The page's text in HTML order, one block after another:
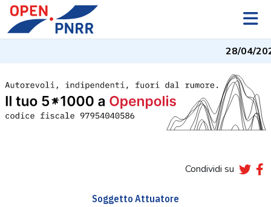
28/04/
Condividi su
Soggetto Attuatore